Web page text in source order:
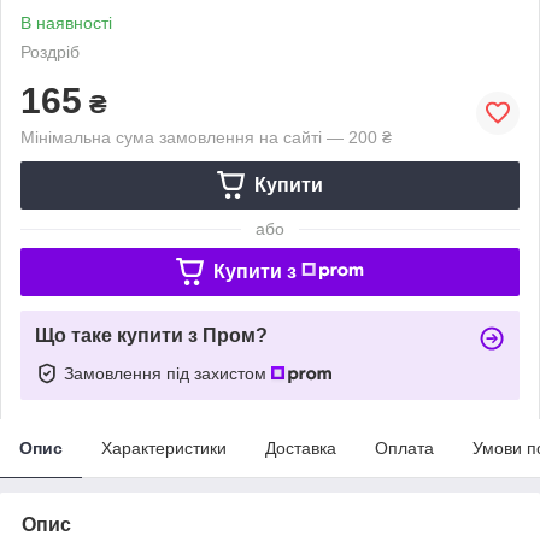
В наявності
Роздріб
165 ₴
Мінімальна сума замовлення на сайті — 200 ₴
Купити
або
Купити з
Що таке купити з Пром?
Замовлення під захистом
Опис Характеристики Доставка Оплата Умови
Опис